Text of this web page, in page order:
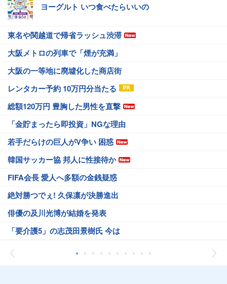
ヨーグルト いつ食べたらいいの
東名や関越道で帰省ラッシュ渋滞
大阪メトロの列車で「煙が充満」
大阪の一等地に廃墟化した商店街
レンタカー予約 10万円分当たる
総額120万円 豊胸した男性を直撃
「金貯まったら即投資」NGな理由
若手だらけの巨人がV争い 困惑
韓国サッカー協 邦人に性接待か
FIFA会長 愛人へ多額の金銭疑惑
絶対勝つでぇ! 久保凛が決勝進出
俳優の及川光博が結婚を発表
「要介護5」の志茂田景樹氏 今は